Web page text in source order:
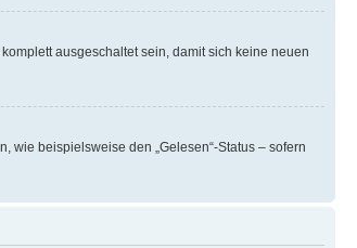
ausgeschaltet sein, damit sich keine neuen
wie beispielsweise den „Gelesen“-Status – sofern